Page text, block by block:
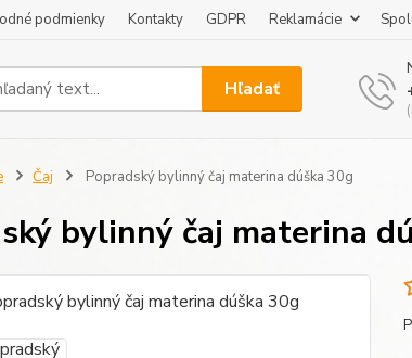
podmienky Kontakty GDPR Reklamácie
Hľadať
Čaj Popradský bylinný čaj materina dúška 30g
bylinný čaj materina